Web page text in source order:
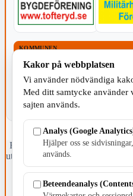
KOMMUNEN
Fristående webbtidningsföretag
ut tidningen Skillingaryd.nu och
april 2026 omfattar
Kakor på webbplatsen
Vi använder nödvändiga
Med ditt samtycke använder
sajten används.
Analys (Google
Hjälper oss se
används.
Beteendeanalys